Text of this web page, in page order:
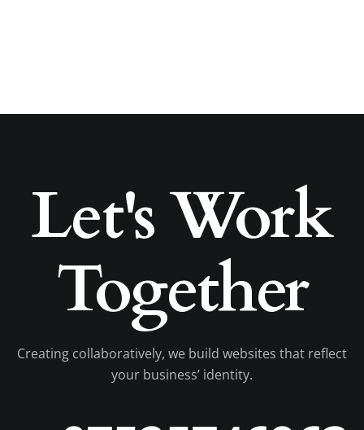
Let's Work
Together
Creating collaboratively, we build websites that reflect
your business’ identity.